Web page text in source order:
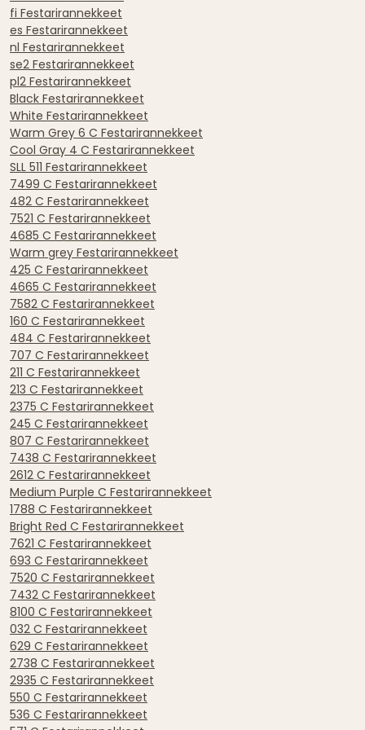
fi Festarirannekkeet
es Festarirannekkeet
nl Festarirannekkeet
se2 Festarirannekkeet
pl2 Festarirannekkeet
Black Festarirannekkeet
White Festarirannekkeet
Warm Grey 6 C Festarirannekkeet
Cool Gray 4 C Festarirannekkeet
SLL 511 Festarirannekkeet
7499 C Festarirannekkeet
482 C Festarirannekkeet
7521 C Festarirannekkeet
4685 C Festarirannekkeet
Warm grey Festarirannekkeet
425 C Festarirannekkeet
4665 C Festarirannekkeet
7582 C Festarirannekkeet
160 C Festarirannekkeet
484 C Festarirannekkeet
707 C Festarirannekkeet
211 C Festarirannekkeet
213 C Festarirannekkeet
2375 C Festarirannekkeet
245 C Festarirannekkeet
807 C Festarirannekkeet
7438 C Festarirannekkeet
2612 C Festarirannekkeet
Medium Purple C Festarirannekkeet
1788 C Festarirannekkeet
Bright Red C Festarirannekkeet
7621 C Festarirannekkeet
693 C Festarirannekkeet
7520 C Festarirannekkeet
7432 C Festarirannekkeet
8100 C Festarirannekkeet
032 C Festarirannekkeet
629 C Festarirannekkeet
2738 C Festarirannekkeet
2935 C Festarirannekkeet
550 C Festarirannekkeet
536 C Festarirannekkeet